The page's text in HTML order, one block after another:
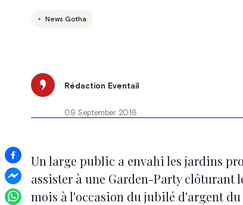
News Gotha
Rédaction Eventail
09 September 2016
Un large public a envahi les jardins
assister à une Garden-Party clôturant
mois à l'occasion du jubilé d'argent